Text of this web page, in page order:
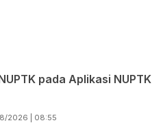
pada Aplikasi NUPTK
2026 | 08:55